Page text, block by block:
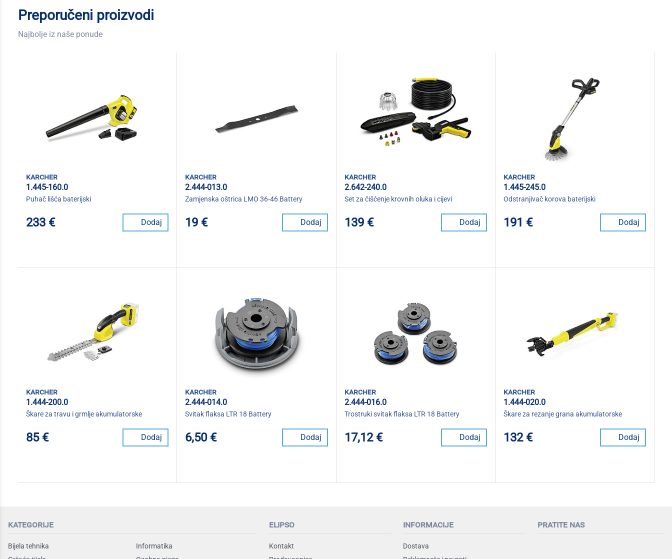
Preporučeni proizvodi
Najbolje iz naše ponude
karcher
1.445-160.0
Puhač lišća baterijski
233 € Dodaj
karcher
2.444-013.0
Zamjenska oštrica LMO 36-46 Battery
19 € Dodaj
karcher
2.642-240.0
Set za čišćenje krovnih oluka i cijevi
139 € Dodaj
karcher
1.445-245.0
Odstranjivač korova baterijski
191 € Dodaj
karcher
1.444-200.0
Škare za travu i grmlje akumulatorske
85 € Dodaj
karcher
2.444-014.0
Svitak flaksa LTR 18 Battery
6,50 € Dodaj
karcher
2.444-016.0
Trostruki svitak flaksa LTR 18 Battery
17,12 € Dodaj
karcher
1.444-020.0
Škare za rezanje grana akumulatorske
132 € Dodaj
kategorije
Bijela tehnika
Informatika
elipso
Kontakt
informacije
Dostava
pratite nas